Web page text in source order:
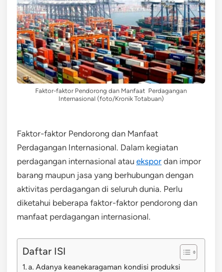
Faktor-faktor Pendorong dan Manfaat Perdagangan
Internasional (foto/Kronik Totabuan)
Faktor-faktor Pendorong dan Manfaat
Perdagangan Internasional. Dalam kegiatan
perdagangan internasional atau ekspor dan impor
barang maupun jasa yang berhubungan dengan
aktivitas perdagangan di seluruh dunia. Perlu
diketahui beberapa faktor-faktor pendorong dan
manfaat perdagangan internasional.
Daftar ISI
a. Adanya keanekaragaman kondisi produksi